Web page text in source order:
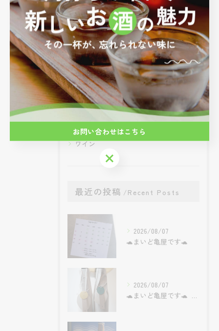
カテゴリー Categories
全てのカテゴリー
角打ち
ビール
日本酒
焼酎
ワイン
最近の投稿 Recent Posts
2026/08/07
🐢まいど亀屋です🐢
2026/08/07
🐢まいど亀屋です🐢 ミードってやっぱ面白いお酒だと。
お問い合わせはこちら
お問い合わせはこちら